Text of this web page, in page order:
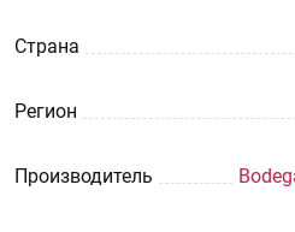
Страна
Регион
Производитель